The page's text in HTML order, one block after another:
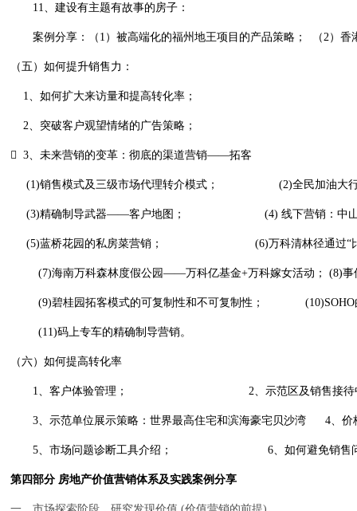
11、建设有主题有故事的房子：
案例分享：（ 1 ）被高端化的福州地王项目的产品策略； （2）香
（五）如何提升销售力：
1、如何扩大来访量和提高转化率；
2、突破客户观望情绪的广告策略；
 3、未来营销的变革：彻底的渠道营销——拓客
(1)销售模式及三级市场代理转介模式； (2)全民加油大
(3)精确制导武器——客户地图； (4) 线下营销：中
(5)蓝桥花园的私房菜营销； (6)万科清林径通过“
(7)海南万科森林度假公园——万科亿基金+万科嫁女活动； (8)事
(9)碧桂园拓客模式的可复制性和不可复制性； (10)SOHO
(11)码上专车的精确制导营销。
（六）如何提高转化率
1、客户体验管理； 2、示范区及销售接
3、示范单位展示策略：世界最高住宅和滨海豪宅贝沙湾 4、价
5、市场问题诊断工具介绍； 6、如何避免销售
第四部分 房地产价值营销体系及实践案例分享